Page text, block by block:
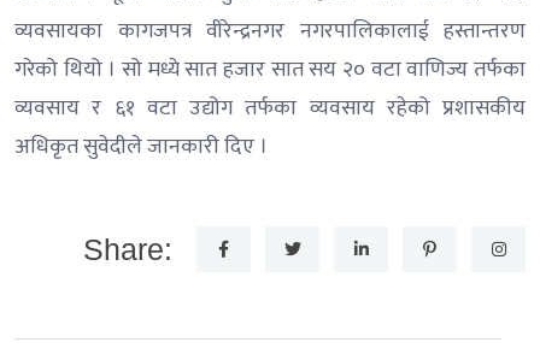
व्यवसायका कागजपत्र वीरेन्द्रनगर नगरपालिकालाई हस्तान्तरण
गरेको थियो । सो मध्ये सात हजार सात सय २० वटा वाणिज्य तर्फका
व्यवसाय र ६१ वटा उद्योग तर्फका व्यवसाय रहेको प्रशासकीय
अधिकृत सुवेदीले जानकारी दिए ।
Share: